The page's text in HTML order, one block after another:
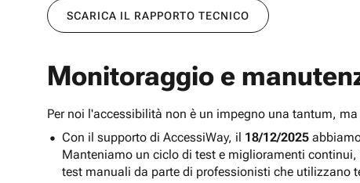
SCARICA IL RAPPORTO TECNICO
Monitoraggio e
Per noi l'accessibilità non è un impegno una tantum,
Con il supporto di AccessiWay, il 18/12/2025
Manteniamo un ciclo di test e miglioramenti
test manuali da parte di professionisti che utilizzano